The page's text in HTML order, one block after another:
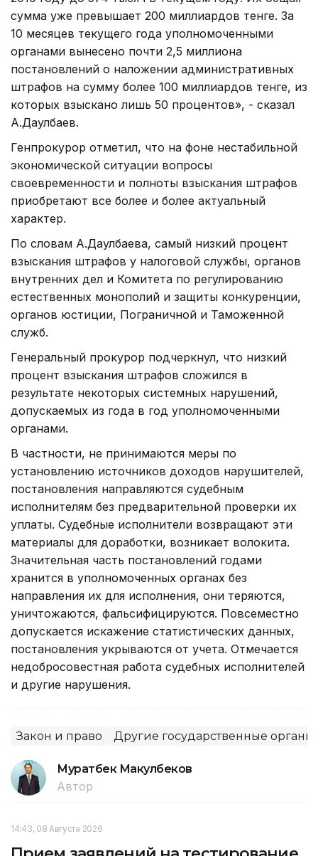
сумма уже превышает 200 миллиардов тенге. За
10 месяцев текущего года уполномоченными
органами вынесено почти 2,5 миллиона
постановлений о наложении административных
штрафов на сумму более 100 миллиардов тенге, из
которых взыскано лишь 50 процентов», - сказал
А.Даулбаев.
Генпрокурор отметил, что на фоне нестабильной
экономической ситуации вопросы
своевременности и полноты взыскания штрафов
приобретают все более и более актуальный
характер.
По словам А.Даулбаева, самый низкий процент
взыскания штрафов у налоговой службы, органов
внутренних дел и Комитета по регулированию
естественных монополий и защиты конкуренции,
органов юстиции, Пограничной и Таможенной
служб.
Генеральный прокурор подчеркнул, что низкий
процент взыскания штрафов сложился в
результате некоторых системных нарушений,
допускаемых из года в год уполномоченными
органами.
В частности, не принимаются меры по
установлению источников доходов нарушителей,
постановления направляются судебным
исполнителям без предварительной проверки их
уплаты. Судебные исполнители возвращают эти
материалы для доработки, возникает волокита.
Значительная часть постановлений годами
хранится в уполномоченных органах без
направления их для исполнения, они теряются,
уничтожаются, фальсифицируются. Повсеместно
допускается искажение статистических данных,
постановления укрываются от учета. Отмечается
недобросовестная работа судебных исполнителей
и другие нарушения.
Закон и право Другие государственные органы
Муратбек Макулбеков
Автор
14:43, 08 Августа 2026